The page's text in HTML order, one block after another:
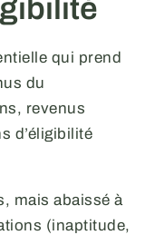
qui prend
du
revenus
d’éligibilité
mais abaissé à
(inaptitude,